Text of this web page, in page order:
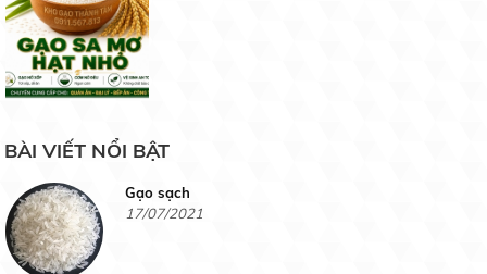
Liên hệ
BÀI VIẾT NỔI BẬT
Gạo chuyên dùng cơm chiên
19/07/2021
Gạo sạch
17/07/2021